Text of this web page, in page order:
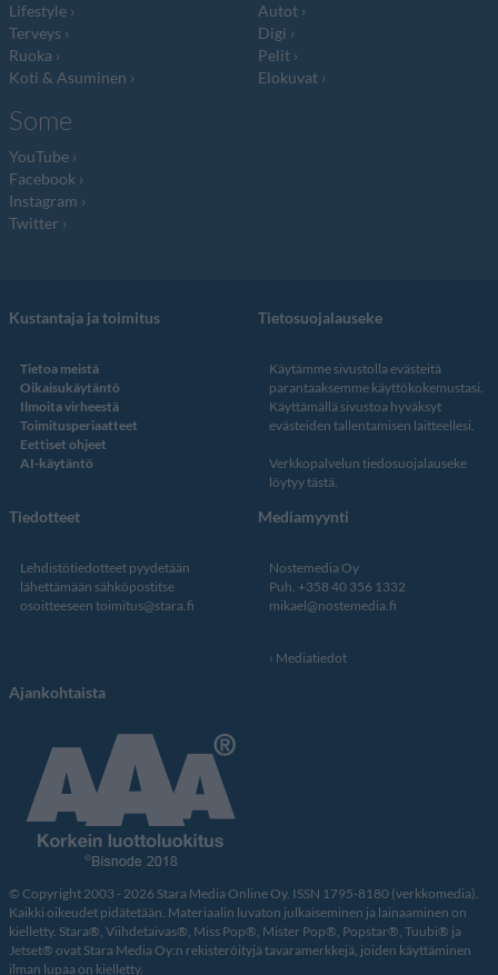
Lifestyle
Terveys
Ruoka
Koti & Asuminen
Autot
Digi
Pelit
Elokuvat
Some
YouTube
Facebook
Instagram
Twitter
Kustantaja ja toimitus
Tietoa meistä
Oikaisukäytäntö
Ilmoita virheestä
Toimitusperiaatteet
Eettiset ohjeet
AI-käytäntö
Tietosuojalauseke
Käytämme sivustolla evästeitä
parantaaksemme käyttökokemustasi.
Käyttämällä sivustoa hyväksyt
evästeiden tallentamisen laitteellesi.
Verkkopalvelun tiedosuojalauseke
löytyy tästä.
Tiedotteet
Lehdistötiedotteet pyydetään
lähettämään sähköpostitse
osoitteeseen toimitus@stara.fi
Mediamyynti
Nostemedia Oy
Puh. +358 40 356 1332
mikael@nostemedia.fi
Mediatiedot
Ajankohtaista
© Copyright 2003 - 2026 Stara Media Online Oy. ISSN 1795-8180 (verkkomedia).
Kaikki oikeudet pidätetään. Materiaalin luvaton julkaiseminen ja lainaaminen on
kielletty. Stara®, Viihdetaivas®, Miss Pop®, Mister Pop®, Popstar®, Tuubi® ja
Jetset® ovat Stara Media Oy:n rekisteröityjä tavaramerkkejä, joiden käyttäminen
ilman lupaa on kielletty.